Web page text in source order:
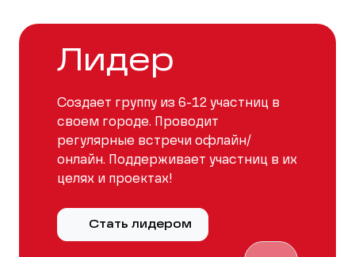
Лидер
Создает группу из 6-12 участниц в
своем городе. Проводит
регулярные встречи офлайн/
онлайн. Поддерживает участниц в их
целях и проектах!
Стать лидером